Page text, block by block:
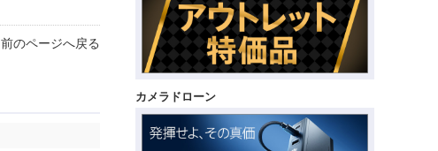
カメラドローン
前のページへ戻る